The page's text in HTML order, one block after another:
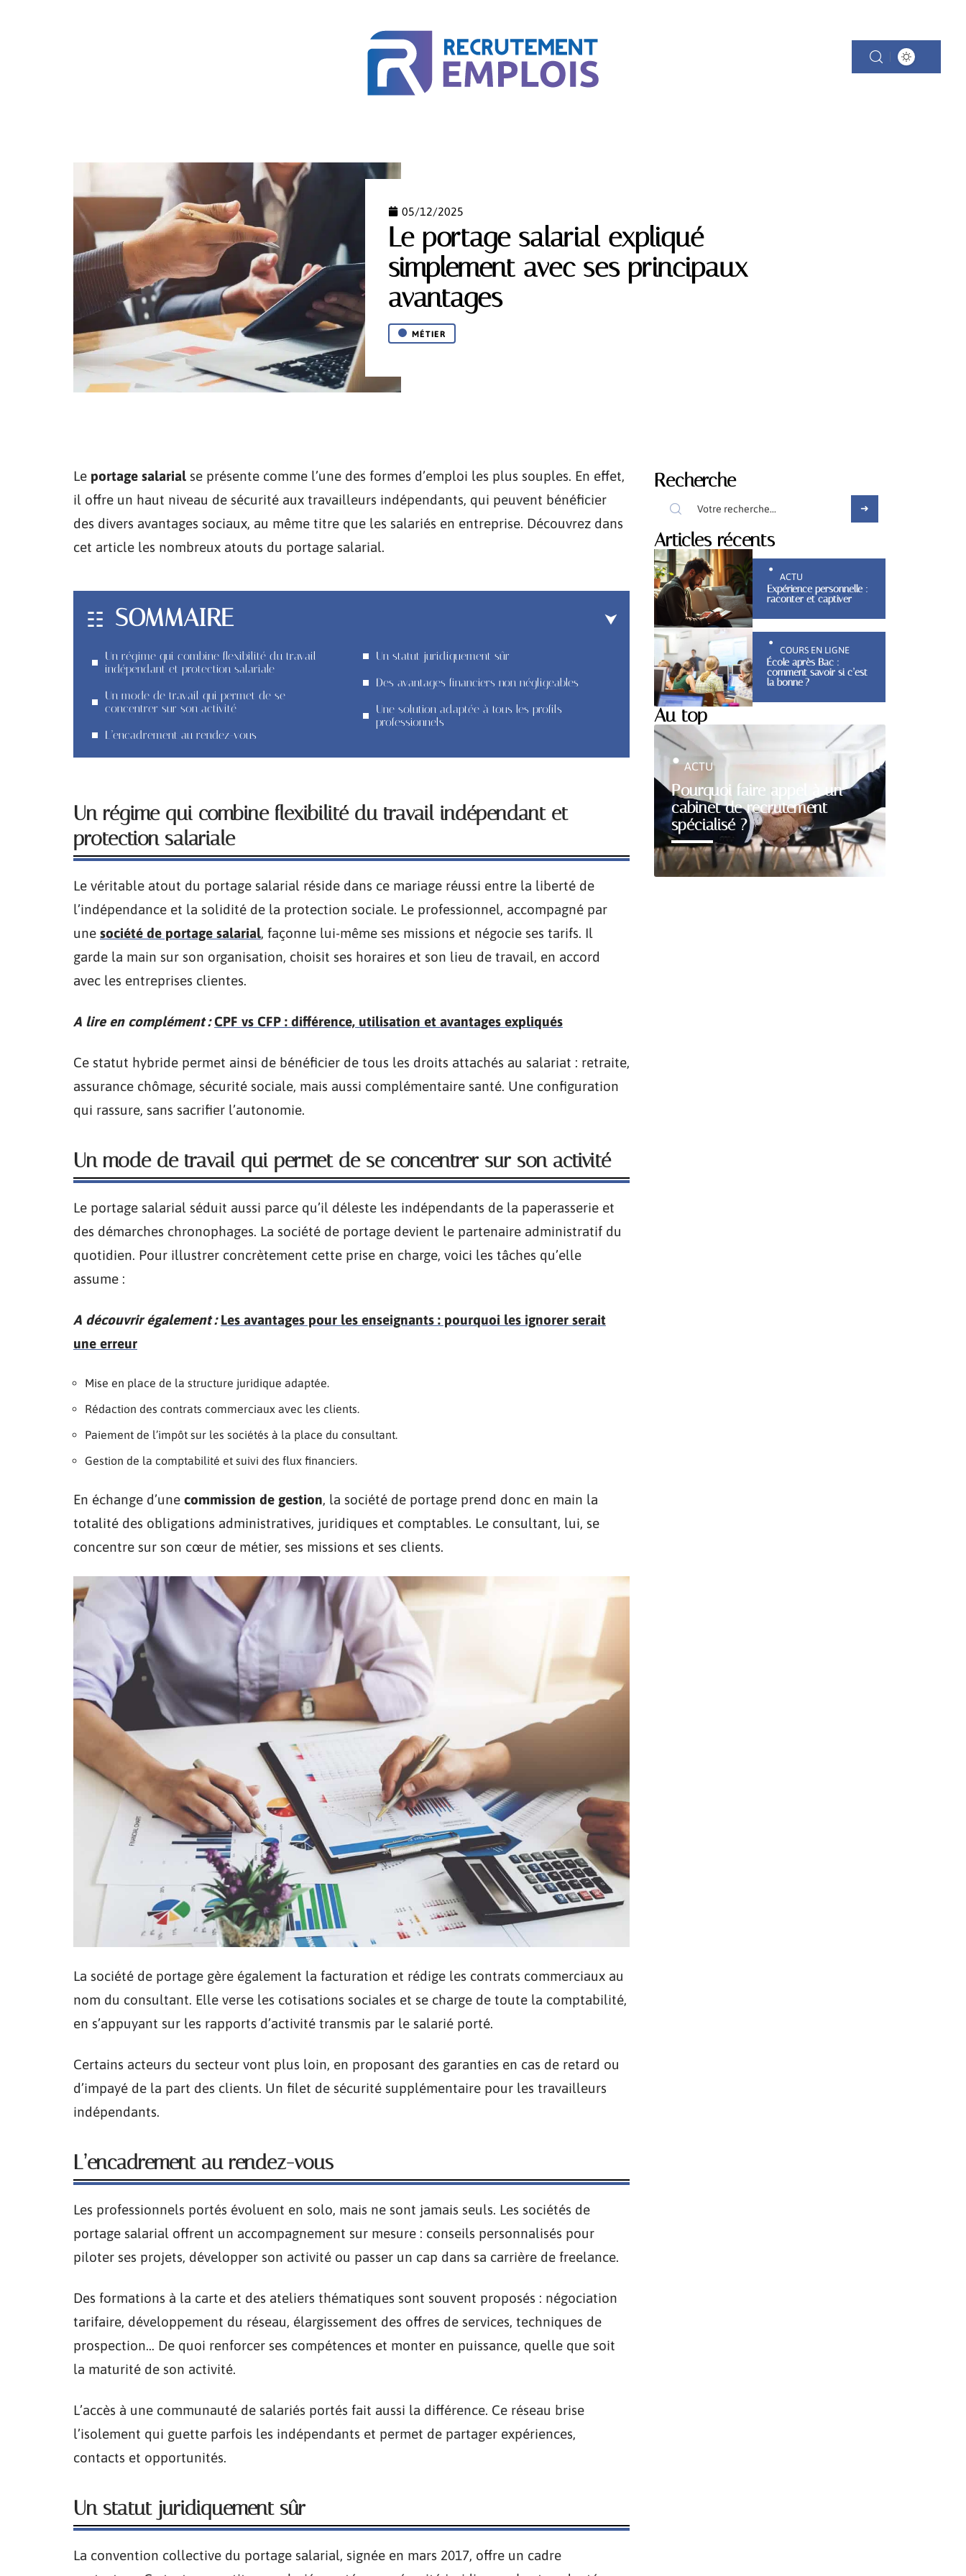
05/12/2025
Le portage salarial expliqué
simplement avec ses principaux
avantages
MÉTIER
Le portage salarial se présente comme l’une des formes d’emploi les plus souples. En effet,
il offre un haut niveau de sécurité aux travailleurs indépendants, qui peuvent bénéficier
des divers avantages sociaux, au même titre que les salariés en entreprise. Découvrez dans
cet article les nombreux atouts du portage salarial.
SOMMAIRE
Un régime qui combine flexibilité du travail
indépendant et protection salariale
Un mode de travail qui permet de se
concentrer sur son activité
L’encadrement au rendez-vous
Un statut juridiquement sûr
Des avantages financiers non négligeables
Une solution adaptée à tous les profils
professionnels
Un régime qui combine flexibilité du travail indépendant et
protection salariale
Le véritable atout du portage salarial réside dans ce mariage réussi entre la liberté de
l’indépendance et la solidité de la protection sociale. Le professionnel, accompagné par
une société de portage salarial, façonne lui-même ses missions et négocie ses tarifs. Il
garde la main sur son organisation, choisit ses horaires et son lieu de travail, en accord
avec les entreprises clientes.
A lire en complément : CPF vs CFP : différence, utilisation et avantages expliqués
Ce statut hybride permet ainsi de bénéficier de tous les droits attachés au salariat : retraite,
assurance chômage, sécurité sociale, mais aussi complémentaire santé. Une configuration
qui rassure, sans sacrifier l’autonomie.
Un mode de travail qui permet de se concentrer sur son activité
Le portage salarial séduit aussi parce qu’il déleste les indépendants de la paperasserie et
des démarches chronophages. La société de portage devient le partenaire administratif du
quotidien. Pour illustrer concrètement cette prise en charge, voici les tâches qu’elle
assume :
A découvrir également : Les avantages pour les enseignants : pourquoi les ignorer serait
une erreur
Mise en place de la structure juridique adaptée.
Rédaction des contrats commerciaux avec les clients.
Paiement de l’impôt sur les sociétés à la place du consultant.
Gestion de la comptabilité et suivi des flux financiers.
En échange d’une commission de gestion, la société de portage prend donc en main la
totalité des obligations administratives, juridiques et comptables. Le consultant, lui, se
concentre sur son cœur de métier, ses missions et ses clients.
La société de portage gère également la facturation et rédige les contrats commerciaux au
nom du consultant. Elle verse les cotisations sociales et se charge de toute la comptabilité,
en s’appuyant sur les rapports d’activité transmis par le salarié porté.
Certains acteurs du secteur vont plus loin, en proposant des garanties en cas de retard ou
d’impayé de la part des clients. Un filet de sécurité supplémentaire pour les travailleurs
indépendants.
L’encadrement au rendez-vous
Les professionnels portés évoluent en solo, mais ne sont jamais seuls. Les sociétés de
portage salarial offrent un accompagnement sur mesure : conseils personnalisés pour
piloter ses projets, développer son activité ou passer un cap dans sa carrière de freelance.
Des formations à la carte et des ateliers thématiques sont souvent proposés : négociation
tarifaire, développement du réseau, élargissement des offres de services, techniques de
prospection… De quoi renforcer ses compétences et monter en puissance, quelle que soit
la maturité de son activité.
L’accès à une communauté de salariés portés fait aussi la différence. Ce réseau brise
l’isolement qui guette parfois les indépendants et permet de partager expériences,
contacts et opportunités.
Un statut juridiquement sûr
La convention collective du portage salarial, signée en mars 2017, offre un cadre
Recherche
Articles récents
ACTU
Expérience personnelle :
raconter et captiver
COURS EN LIGNE
École après Bac :
comment savoir si c’est
la bonne ?
Au top
Pourquoi faire appel à un
cabinet de recrutement
spécialisé ?
ACTU